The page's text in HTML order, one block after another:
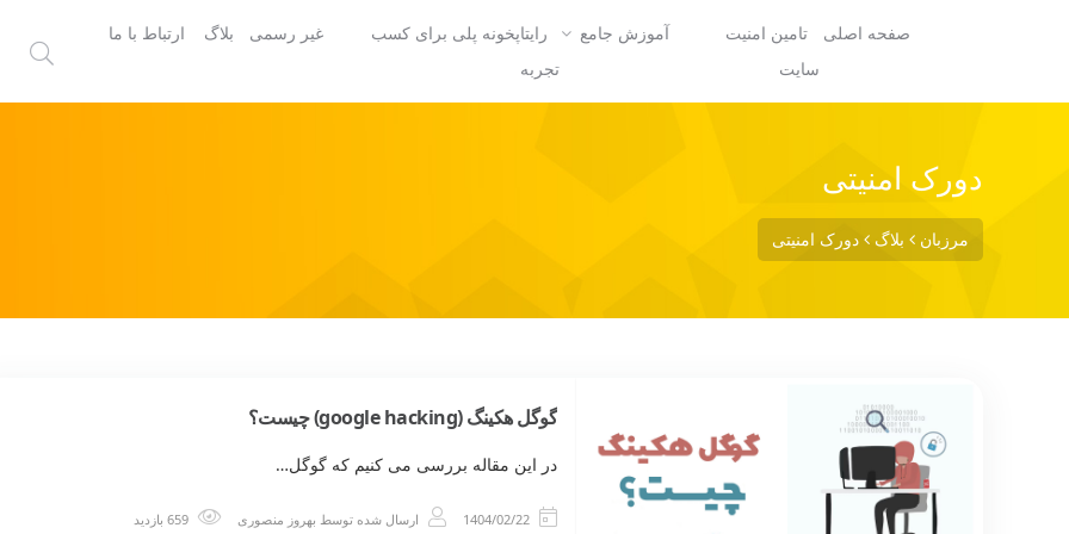
صفحه اصلی
تامین امنیت
سایت
آموزش جامع
رایتاپخونه پلی برای کسب
تجربه
غیر رسمی بلاگ ارتباط با ما
دورک امنیتی
مرزبان بلاگ دورک امنیتی
گوگل هکینگ (google hacking) چیست؟
در این مقاله بررسی می کنیم که گوگل…
1404/02/22 ارسال شده توسط بهروز منصوری